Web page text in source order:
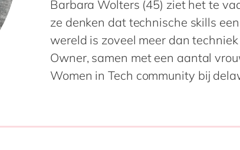
Barbara Wolters (45) ziet het te
ze denken dat technische skills
wereld is zoveel meer dan
Owner, samen met een aantal
Women in Tech community bij